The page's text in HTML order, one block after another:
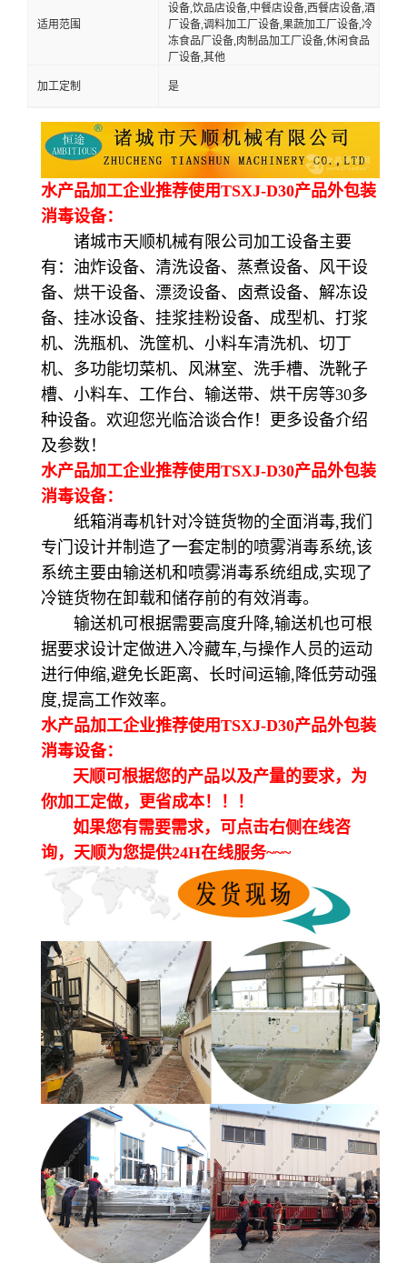
适用范围
设备,饮品店设备,中餐店设备,西餐店设备,酒
厂设备,调料加工厂设备,果蔬加工厂设备,冷
冻食品厂设备,肉制品加工厂设备,休闲食品
厂设备,其他
加工定制 是
水产品加工企业推荐使用TSXJ-D30产品外包装
消毒设备：
诸城市天顺机械有限公司加工设备主要
有：油炸设备、清洗设备、蒸煮设备、风干设
备、烘干设备、漂烫设备、卤煮设备、解冻设
备、挂冰设备、挂浆挂粉设备、成型机、打浆
机、洗瓶机、洗筐机、小料车清洗机、切丁
机、多功能切菜机、风淋室、洗手槽、洗靴子
槽、小料车、工作台、输送带、烘干房等30多
种设备。欢迎您光临洽谈合作！更多设备介绍
及参数！
水产品加工企业推荐使用TSXJ-D30产品外包装
消毒设备：
纸箱消毒机针对冷链货物的全面消毒,我们
专门设计并制造了一套定制的喷雾消毒系统,该
系统主要由输送机和喷雾消毒系统组成,实现了
冷链货物在卸载和储存前的有效消毒。
输送机可根据需要高度升降,输送机也可根
据要求设计定做进入冷藏车,与操作人员的运动
进行伸缩,避免长距离、长时间运输,降低劳动强
度,提高工作效率。
水产品加工企业推荐使用TSXJ-D30产品外包装
消毒设备：
天顺可根据您的产品以及产量的要求，为
你加工定做，更省成本！！！
如果您有需要需求，可点击右侧在线咨
询，天顺为您提供24H在线服务~~~